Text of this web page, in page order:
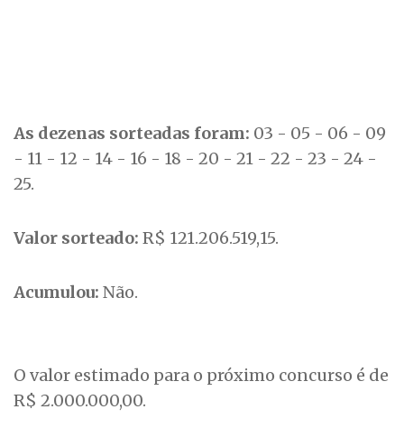
As dezenas sorteadas foram: 03 - 05 - 06 - 09
- 11 - 12 - 14 - 16 - 18 - 20 - 21 - 22 - 23 - 24 -
25.
Valor sorteado: R$ 121.206.519,15.
Acumulou: Não.
O valor estimado para o próximo concurso é de
R$ 2.000.000,00.